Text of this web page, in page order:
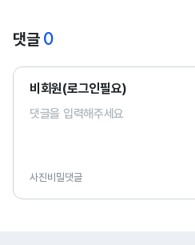
댓글 0
비회원(로그인필요)
사진비밀댓글